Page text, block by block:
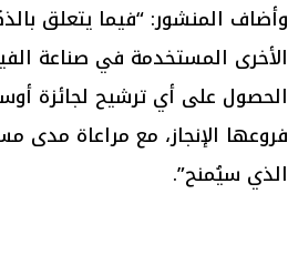
وأضاف المنشور: “فيما يتعلق
الأخرى المستخدمة في صناعة
فروعها الإنجاز، مع مراعاة مدى
الذي سيُمنح”.